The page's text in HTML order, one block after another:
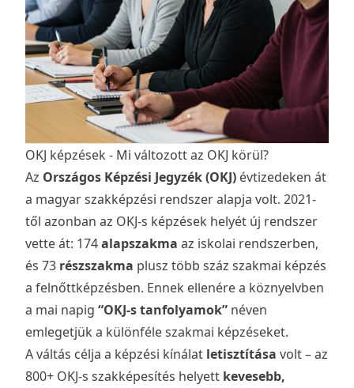
OKJ képzések - Mi változott az OKJ körül?
Az Országos Képzési Jegyzék (OKJ) évtizedeken át
a magyar szakképzési rendszer alapja volt. 2021-
től azonban az OKJ-s képzések helyét új rendszer
vette át: 174alapszakma az iskolai rendszerben,
és 73 részszakma plusz több száz szakmai képzés
a felnőttképzésben. Ennek ellenére a köznyelvben
a mai napig “OKJ-s tanfolyamok” néven
emlegetjük a különféle szakmai képzéseket.
A váltás célja a képzési kínálat letisztítása volt – az
800+ OKJ-s szakképesítés helyett kevesebb,